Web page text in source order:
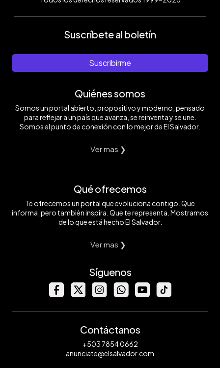
Suscríbete al boletín
Suscribirme
Quiénes somos
Somos un portal abierto, propositivo y moderno, pensado
para reflejar a un país que avanza, se reinventa y se une.
Somos el punto de conexión con lo mejor de El Salvador.
Ver mas ❯
Qué ofrecemos
Te ofrecemos un portal que evoluciona contigo. Que
informa, pero también inspira. Que te representa. Mostramos
de lo que está hecho El Salvador.
Ver mas ❯
Síguenos
Contáctanos
+503 7854 0662
anunciate@elsalvador.com